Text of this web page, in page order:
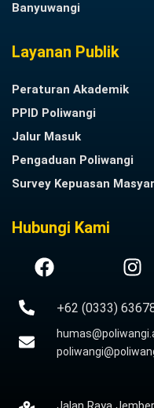
Banyuwangi
Layanan Publik
Peraturan Akademik
PPID Poliwangi
Jalur Masuk
Pengaduan Poliwangi
Survey Kepuasan
Hubungi Kami
+62 (0333)